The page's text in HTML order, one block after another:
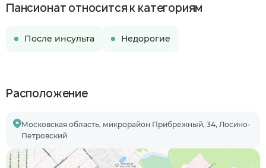
Пансионат относится к категориям
После инсульта Недорогие
Расположение
Московская область, микрорайон Прибрежный, 34, Лосино-
Петровский